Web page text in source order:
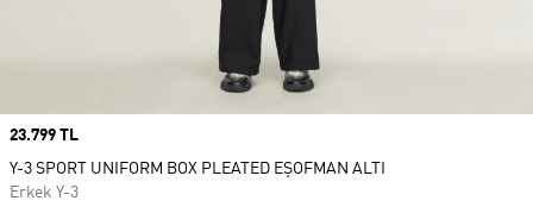
Price
23.799 TL
Y-3 SPORT UNIFORM BOX PLEATED EŞOFMAN ALTI
Erkek Y-3